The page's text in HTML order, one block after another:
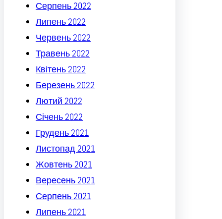
Серпень 2022
Липень 2022
Червень 2022
Травень 2022
Квітень 2022
Березень 2022
Лютий 2022
Січень 2022
Грудень 2021
Листопад 2021
Жовтень 2021
Вересень 2021
Серпень 2021
Липень 2021